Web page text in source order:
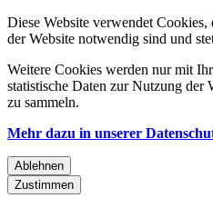
Diese Website verwendet
der Website notwendig sind und
Weitere Cookies werden nur mit
statistische Daten zur Nutzung der
zu sammeln.
Mehr dazu in unserer
Ablehnen
Zustimmen